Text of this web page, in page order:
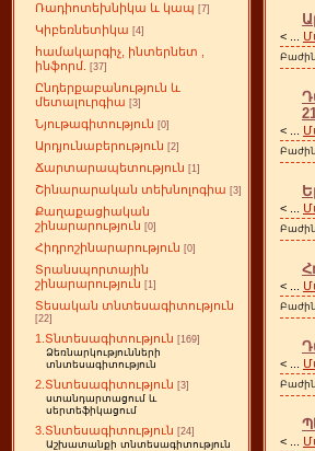
Ռադիոտեխնիկա և կապ [7]
Կիբեռնետիկա [4]
համակարգիչ, ինտերնետ ,
ինֆորմ.
[37]
Ընդերքաբանություն և
մետալուրգիա [3]
Նյութագիտություն [0]
Արդյունաբերություն [2]
Ճարտարապետություն [1]
Շինարարական տեխնոլոգիա [3]
Քաղաքացիական
շինարարություն [0]
Հիդրոշինարարություն [0]
Տրանսպորտային
շինարարություն [1]
Տեսական տնտեսագիտություն
[22]
1.Տնտեսագիտություն [169]
Ձեռնարկությունների
տնտեսագիտություն
2.Տնտեսագիտություն [3]
ստանդարտացում և
սերտեֆիկացում
3.Տնտեսագիտություն [24]
Աշխատանքի տնտեսագիտություն
<
<
<
<
<
<